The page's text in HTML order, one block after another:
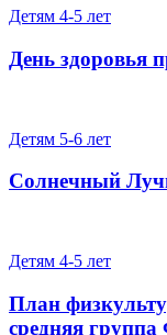
Детям 4-5 лет
День здоровья
Детям 5-6 лет
Солнечный
Детям 4-5 лет
План
средняя